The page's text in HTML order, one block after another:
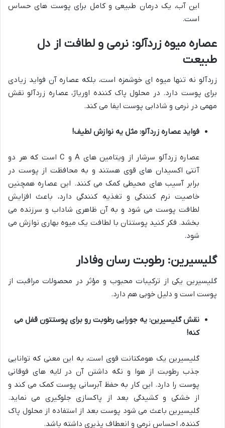
این آب، یک درمان طبیعی و کامل برای پوست های حساس
است.
عصاره میوه زردآلو: نرمی و لطافت از دل
طبیعت
زردآلو نه تنها میوه ای خوشمزه است، بلکه عصاره آن فواید زیادی
برای پوست دارد. در محلول پاک کننده اوریاژ، عصاره زردآلو نقش
مهمی در نرمی و شادابی پوست ایفا می کند.
فواید عصاره زردآلو: مثل یه نوازش لطیف!
عصاره زردآلو سرشار از ویتامین های A و C است که هر دو
آنتی اکسیدان های قوی هستند و به محافظت از پوست در
برابر آسیب های محیطی کمک می کنند. این عصاره همچنین
خاصیت نرم کنندگی و تغذیه کنندگی دارد، باعث افزایش
لطافت پوست می شود و به آن ظاهری شاداب و سرزنده می
بخشد. فکر کنید پوستتان با لطافت یک میوه بهاری نوازش می
شود.
گلیسیرین: رطوبت رسان وفادار
گلیسیرین یکی از ترکیبات محبوب و مؤثر در محصولات مراقبت از
پوست است و دلیل خوبی هم دارد.
نقش گلیسیرین: یه جورایی رطوبت رو برای پوستتون قفل می
کنه!
گلیسیرین یک هومکتانت قوی است، به این معنی که توانایی
جذب رطوبت از هوا و نگه داشتن آن در لایه های فوقانی
پوست را دارد. این کار به حفظ آبرسانی پوست کمک می کند و
از خشکی و کشیدگی بعد از پاکسازی جلوگیری می نماید.
گلیسیرین باعث می شود پوست بعد از استفاده از محلول پاک
کننده، احساس نرمی و انعطاف پذیری داشته باشد.